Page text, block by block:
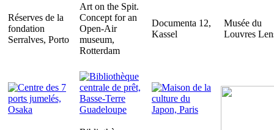
Réserves de la
fondation
Serralves, Porto
Art on the Spit.
Concept for an
Open-Air
museum,
Rotterdam
Documenta 12,
Kassel
Musée du
Louvres